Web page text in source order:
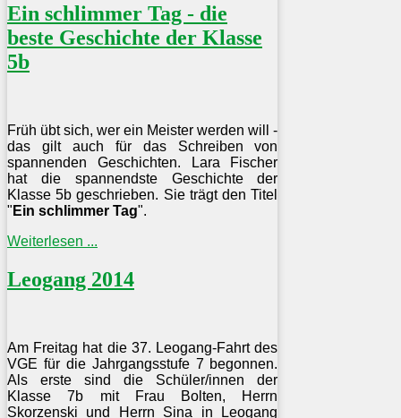
Ein schlimmer Tag - die
beste Geschichte der Klasse
5b
Früh übt sich, wer ein Meister werden will -
das gilt auch für das Schreiben von
spannenden Geschichten. Lara Fischer
hat die spannendste Geschichte der
Klasse 5b geschrieben. Sie trägt den Titel
" Ein schlimmer Tag".
Weiterlesen ...
Leogang 2014
Am Freitag hat die 37. Leogang-Fahrt des
VGE für die Jahrgangsstufe 7 begonnen.
Als erste sind die Schüler/innen der
Klasse 7b mit Frau Bolten, Herrn
Skorzenski und Herrn Sina in Leogang